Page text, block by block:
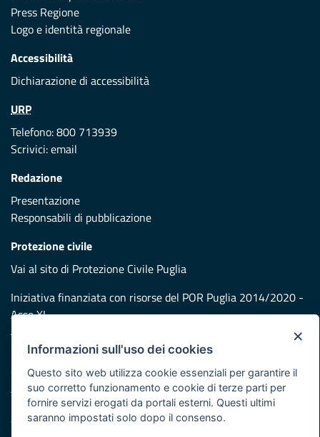
Press Regione
Logo e identità regionale
Accessibilità
Dichiarazione di accessibilità
URP
Telefono: 800 713939
Scrivici:email
Redazione
Presentazione
Responsabili di pubblicazione
Protezione civile
Vai al sito di Protezione Civile Puglia
Iniziativa finanziata con risorse del POR Puglia 2014/2020 -
Asse XI
Note legali
Cookie e privacy
Atti di notifica
Feed RSS
Servizi Intranet
×
Informazioni sull'uso dei cookies
Questo sito web utilizza cookie essenziali per garantire il
suo corretto funzionamento e cookie di terze parti per
fornire servizi erogati da portali esterni. Questi ultimi
saranno impostati solo dopo il consenso.